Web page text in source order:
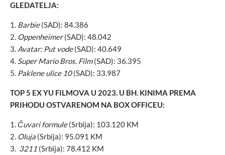
GLEDATELJA:
Barbie(SAD): 84.386
Oppenheimer(SAD): 48.042
Avatar: Put vode(SAD): 40.649
Super Mario Bros. Film(SAD): 36.395
Paklene ulice 10(SAD): 33.987
TOP 5 EX YU FILMOVA U 2023. U BH. KINIMA PREMA
PRIHODU OSTVARENOM NA BOX OFFICEU:
Čuvari formule(Srbija): 103.120 KM
Oluja (Srbija): 95.091 KM
3211 (Srbija): 78.412 KM